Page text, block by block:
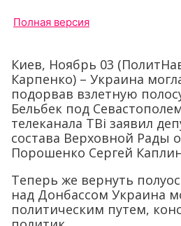
Полная версия
Киев, Ноябрь 03
Карпенко) – Украина
подорвав взлетную
Бельбек под
телеканала ТВі заявил
состава Верховной Рады
Порошенко Сергей
Теперь же вернуть
над Донбассом Украина
политическим путем,